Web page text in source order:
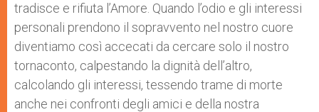
tradisce e rifiuta l’Amore. Quando l’odio e gli interessi
personali prendono il sopravvento nel nostro cuore
diventiamo così accecati da cercare solo il nostro
tornaconto, calpestando la dignità dell’altro,
calcolando gli interessi, tessendo trame di morte
anche nei confronti degli amici e della nostra